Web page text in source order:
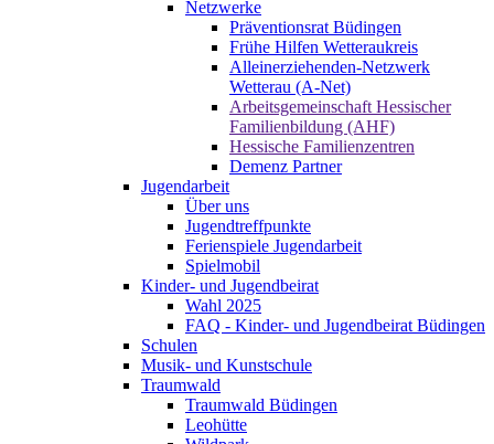
Netzwerke
Präventionsrat Büdingen
Frühe Hilfen Wetteraukreis
Alleinerziehenden-Netzwerk
Wetterau (A-Net)
Arbeitsgemeinschaft Hessischer
Familienbildung (AHF)
Hessische Familienzentren
Demenz Partner
Jugendarbeit
Über uns
Jugendtreffpunkte
Ferienspiele Jugendarbeit
Spielmobil
Kinder- und Jugendbeirat
Wahl 2025
FAQ - Kinder- und Jugendbeirat Büdingen
Schulen
Musik- und Kunstschule
Traumwald
Traumwald Büdingen
Leohütte